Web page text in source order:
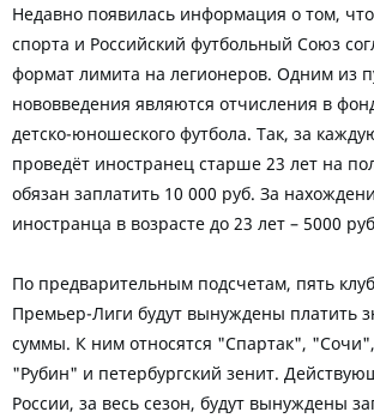
Недавно появилась информация о том,
спорта и Российский футбольный Союз
формат лимита на легионеров. Одним из
нововведения являются отчисления в
детско-юношеского футбола. Так, за
проведёт иностранец старше 23 лет на
обязан заплатить 10 000 руб. За
иностранца в возрасте до 23 лет – 5000
По предварительным подсчетам, пять
Премьер-Лиги будут вынуждены платить
суммы. К ним относятся "Спартак",
"Рубин" и петербургский зенит.
России, за весь сезон, будут вынуждены